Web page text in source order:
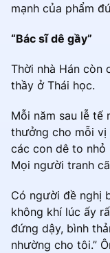
mạnh của phẩm
“Bác sĩ dê gầy”
Thời nhà Hán còn
thầy ở Thái học.
Mỗi năm sau lễ tế
thưởng cho mỗi vị
các con dê to nhỏ
Mọi người tranh
Có người đề nghị
không khí lúc ấy
đứng dậy, bình
nhường cho tôi.”